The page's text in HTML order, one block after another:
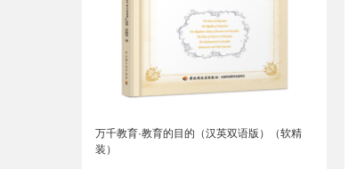
万千教育·教育的目的（汉英双语版）（软精
装）